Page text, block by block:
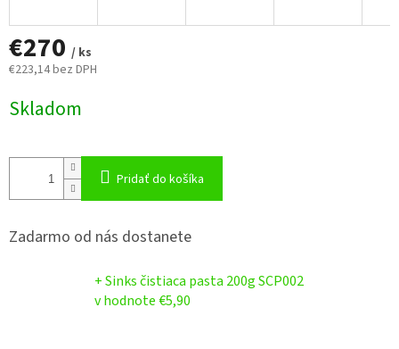
€270 / ks
€223,14 bez DPH
cena:
Skladom
Pridať do košíka
Zadarmo od nás dostanete
+ Sinks čistiaca pasta 200g SCP002
v hodnote €5,90